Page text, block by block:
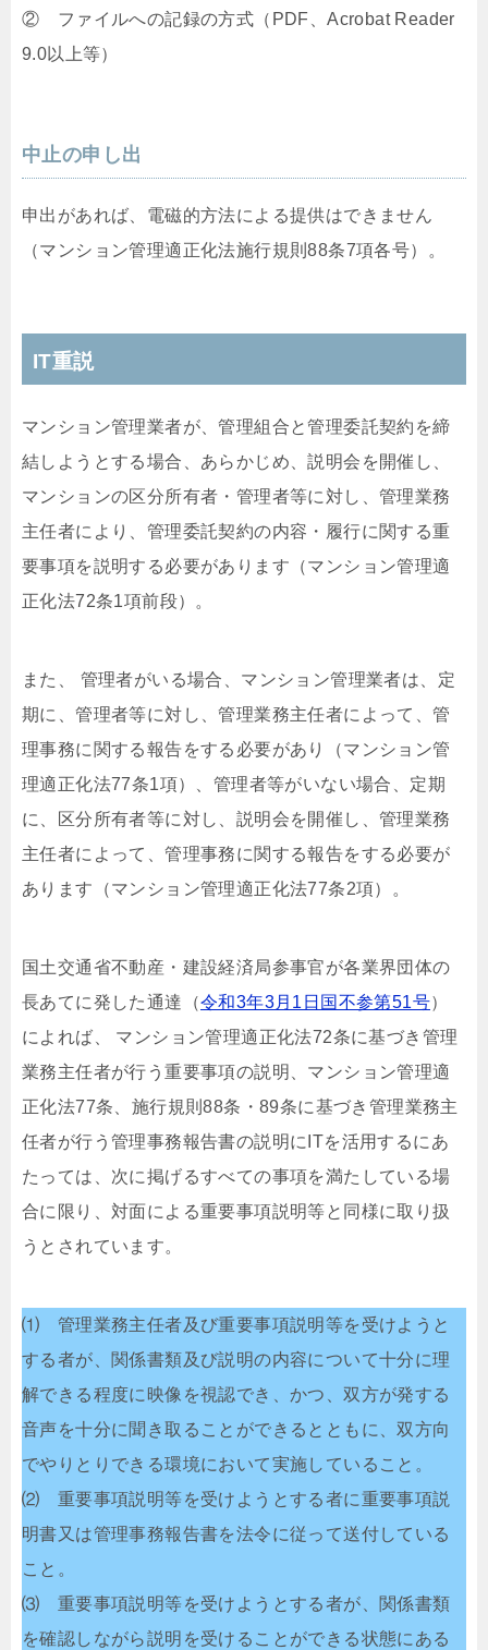
② ファイルへの記録の方式（PDF、Acrobat Reader
9.0以上等）
中止の申し出
申出があれば、電磁的方法による提供はできません
（マンション管理適正化法施行規則88条7項各号）。
IT重説
マンション管理業者が、管理組合と管理委託契約を締
結しようとする場合、あらかじめ、説明会を開催し、
マンションの区分所有者・管理者等に対し、管理業務
主任者により、管理委託契約の内容・履行に関する重
要事項を説明する必要があります（マンション管理適
正化法72条1項前段）。
また、 管理者がいる場合、マンション管理業者は、定
期に、管理者等に対し、管理業務主任者によって、管
理事務に関する報告をする必要があり（マンション管
理適正化法77条1項）、管理者等がいない場合、定期
に、区分所有者等に対し、説明会を開催し、管理業務
主任者によって、管理事務に関する報告をする必要が
あります（マンション管理適正化法77条2項）。
国土交通省不動産・建設経済局参事官が各業界団体の
長あてに発した通達（令和3年3月1日国不参第51号）
によれば、 マンション管理適正化法72条に基づき管理
業務主任者が行う重要事項の説明、マンション管理適
正化法77条、施行規則88条・89条に基づき管理業務主
任者が行う管理事務報告書の説明にITを活用するにあ
たっては、次に掲げるすべての事項を満たしている場
合に限り、対面による重要事項説明等と同様に取り扱
うとされています。
⑴ 管理業務主任者及び重要事項説明等を受けようと
する者が、関係書類及び説明の内容について十分に理
解できる程度に映像を視認でき、かつ、双方が発する
音声を十分に聞き取ることができるとともに、双方向
でやりとりできる環境において実施していること。
⑵ 重要事項説明等を受けようとする者に重要事項説
明書又は管理事務報告書を法令に従って送付している
こと。
⑶ 重要事項説明等を受けようとする者が、関係書類
を確認しながら説明を受けることができる状態にある